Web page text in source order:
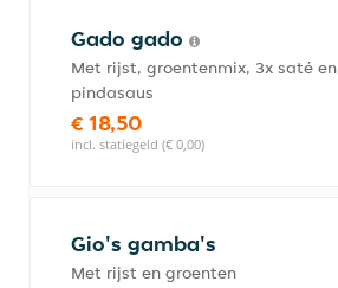
Gado gado
Met rijst, groentenmix, 3x saté en
pindasaus
€ 18,50
incl. statiegeld (€ 0,00)
Gio's gamba's
Met rijst en groenten